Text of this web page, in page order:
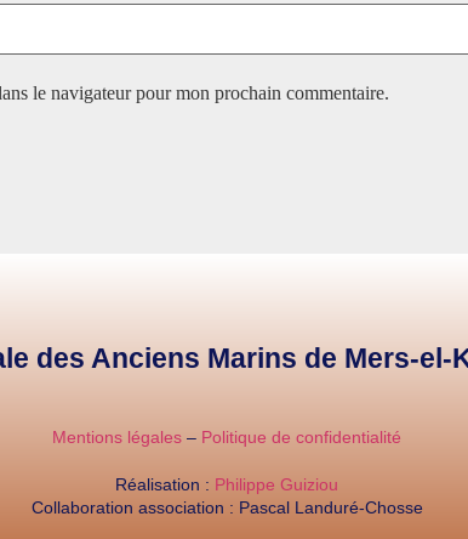
le navigateur pour mon prochain commentaire.
des Anciens Marins de Mers-el-
Mentions légales – Politique de confidentialité
Réalisation : Philippe Guiziou
Collaboration association : Pascal Landuré-Chosse